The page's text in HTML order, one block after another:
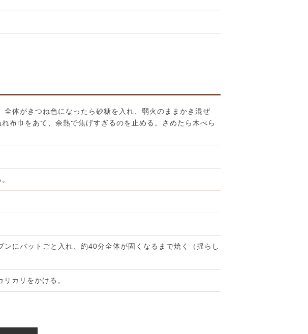
体がきつね色になったら砂糖を入れ、弱火のままかき混ぜ
布巾をあて、余熱で焦げすぎるのを止める。さめたら木べら
にバットごと入れ、約40分全体が固くなるまで焼く（揺らし
カリをかける。